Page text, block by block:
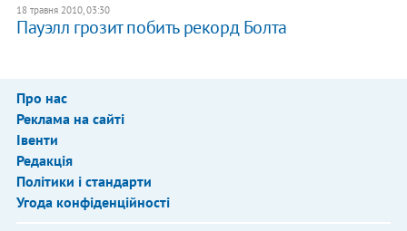
18 травня 2010, 03:30
Пауэлл грозит побить рекорд Болта
Про нас
Реклама на сайті
Івенти
Редакція
Політики і стандарти
Угода конфіденційності